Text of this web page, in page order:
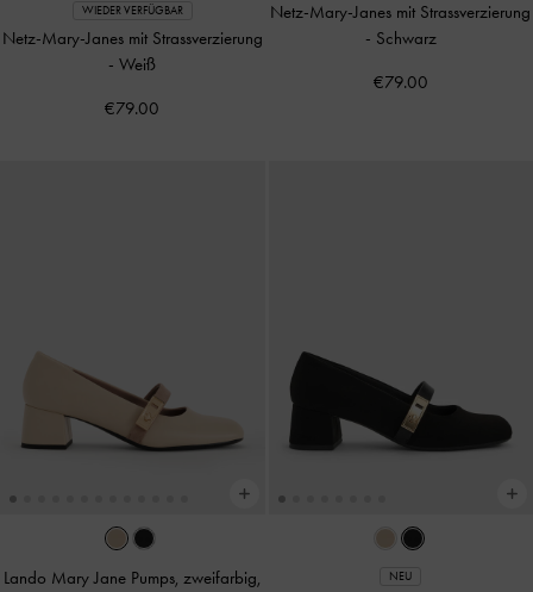
WIEDER VERFÜGBAR
Netz-Mary-Janes mit Strassverzierung
-Weiß
€79.00
Netz-Mary-Janes mit Strassverzierung
- Schwarz
€79.00
Lando Mary Jane Pumps, zweifarbig,
NEU